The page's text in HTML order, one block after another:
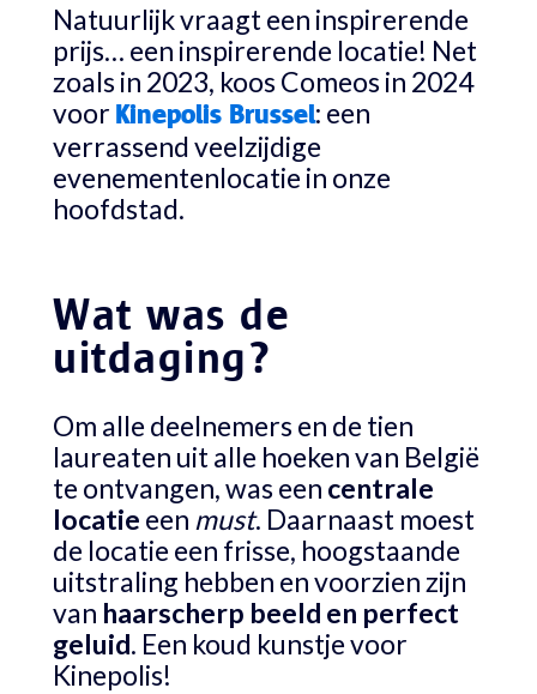
Natuurlijk vraagt een inspirerende
prijs… een inspirerende locatie! Net
zoals in 2023, koos Comeos in 2024
voor Kinepolis Brussel: een
verrassend veelzijdige
evenementenlocatie in onze
hoofdstad.
Wat was de
uitdaging?
Om alle deelnemers en de tien
laureaten uit alle hoeken van België
te ontvangen, was een centrale
locatie een must. Daarnaast moest
de locatie een frisse, hoogstaande
uitstraling hebben en voorzien zijn
van haarscherp beeld en perfect
geluid. Een koud kunstje voor
Kinepolis!